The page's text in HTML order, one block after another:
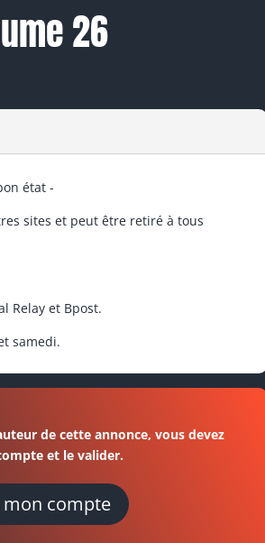
26
état -
sites et peut être retiré à tous
Relay et Bpost.
samedi.
de cette annonce, vous devez
et le valider.
mon compte